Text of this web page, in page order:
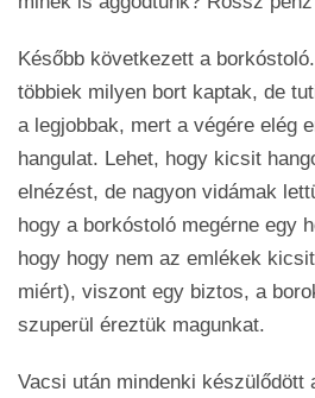
Később következett a
többiek milyen bort kaptak, de
a legjobbak, mert a végére elég
hangulat. Lehet, hogy kicsit
elnézést, de nagyon vidámak
hogy a borkóstoló megérne egy
hogy hogy nem az emlékek
miért), viszont egy biztos, a
szuperül éreztük magunkat.
Vacsi után mindenki készülődött